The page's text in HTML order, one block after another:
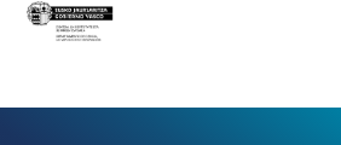
Eusko
Jaurlaritza